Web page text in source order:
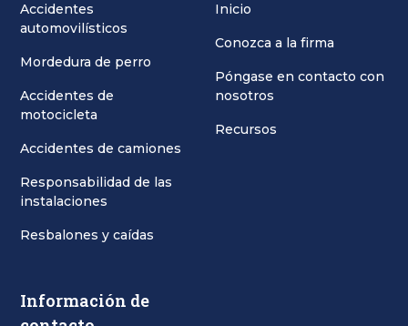
Accidentes
automovilísticos
Mordedura de perro
Accidentes de
motocicleta
Accidentes de camiones
Responsabilidad de las
instalaciones
Resbalones y caídas
Inicio
Conozca a la firma
Póngase en contacto con
nosotros
Recursos
Información de